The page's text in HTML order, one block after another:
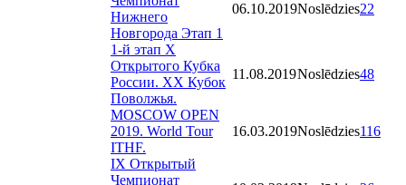
Нижнего
Новгорода Этап 1
06.10.2019Noslēdzies22
1-й этап X
Открытого Кубка
России. XX Кубок
Поволжья.
11.08.2019Noslēdzies48
MOSCOW OPEN
2019. World Tour
ITHF.
16.03.2019Noslēdzies116
IX Открытый
Чемпионат